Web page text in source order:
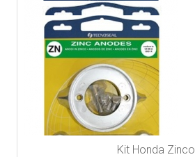
Kit Honda Zinco